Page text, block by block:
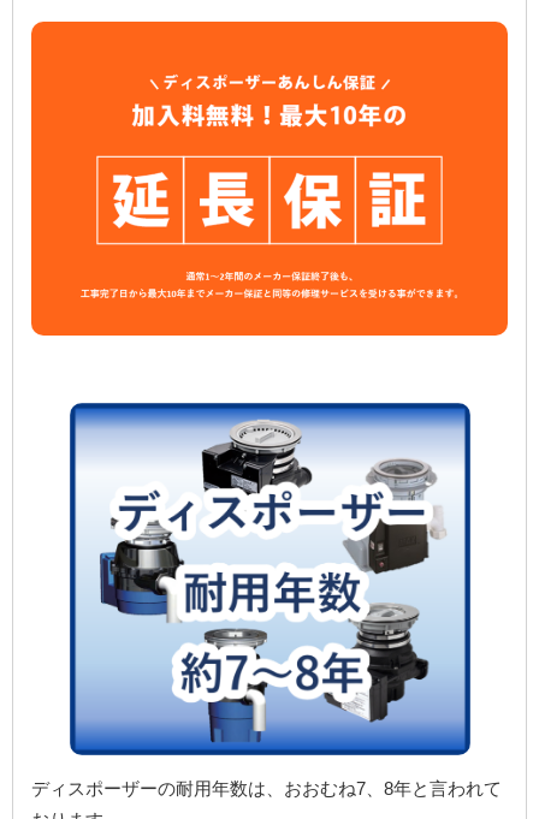
ディスポーザーの耐用年数は、おおむね7、8年と言われて